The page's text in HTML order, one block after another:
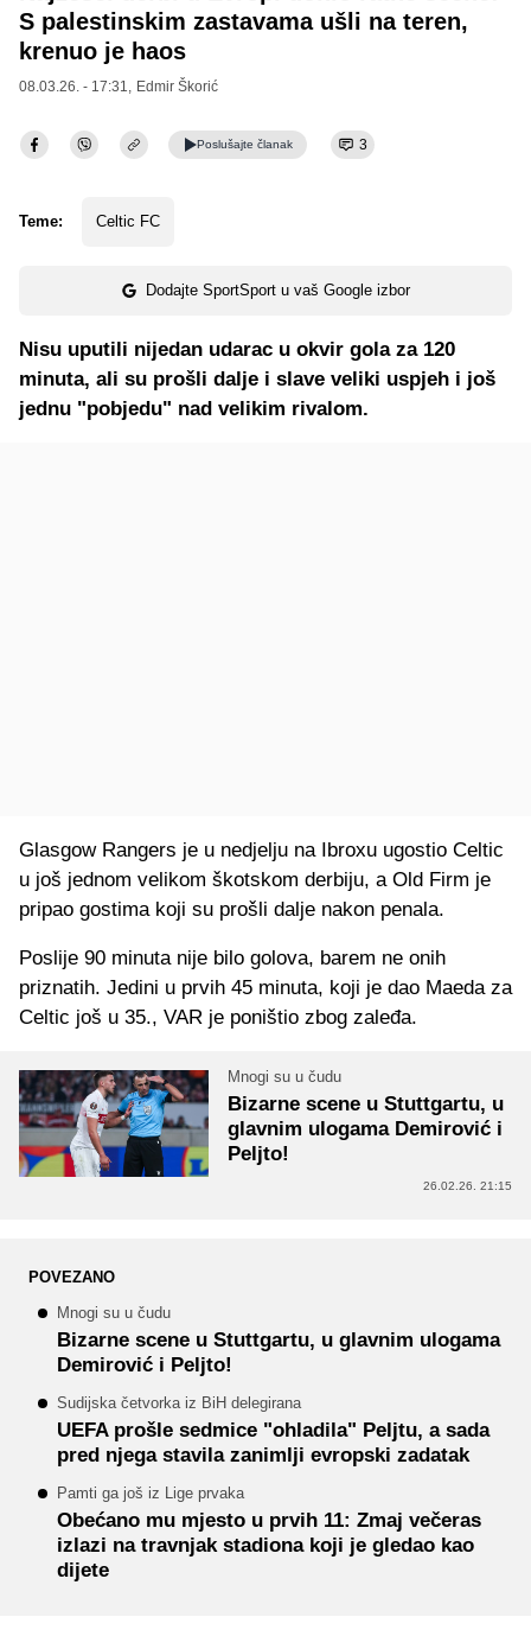
S palestinskim zastavama ušli na teren,
krenuo je haos
08.03.26. - 17:31, Edmir Škorić
Poslušajte članak 3
Teme: Celtic FC
Dodajte SportSport u vaš Google izbor
Nisu uputili nijedan udarac u okvir gola za 120
minuta, ali su prošli dalje i slave veliki uspjeh i još
jednu "pobjedu" nad velikim rivalom.
Glasgow Rangers je u nedjelju na Ibroxu ugostio Celtic
u još jednom velikom škotskom derbiju, a Old Firm je
pripao gostima koji su prošli dalje nakon penala.
Poslije 90 minuta nije bilo golova, barem ne onih
priznatih. Jedini u prvih 45 minuta, koji je dao Maeda za
Celtic još u 35., VAR je poništio zbog zaleđa.
Mnogi su u čudu
Bizarne scene u Stuttgartu, u
glavnim ulogama Demirović i
Peljto!
26.02.26. 21:15
POVEZANO
Mnogi su u čudu
Bizarne scene u Stuttgartu, u glavnim ulogama
Demirović i Peljto!
Sudijska četvorka iz BiH delegirana
UEFA prošle sedmice "ohladila" Peljtu, a sada
pred njega stavila zanimlji evropski zadatak
Pamti ga još iz Lige prvaka
Obećano mu mjesto u prvih 11: Zmaj večeras
izlazi na travnjak stadiona koji je gledao kao
dijete